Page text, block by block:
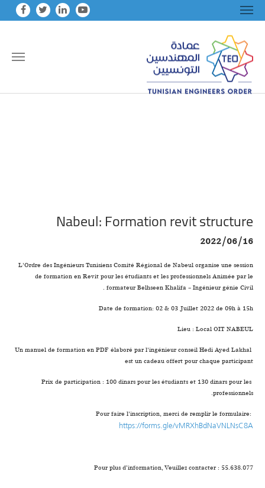
Nabeul: Formation revit structure
2022/06/16
L'Ordre des Ingénieurs Tunisiens Comité Régional de Nabeul organise une session
de formation en Revit pour les étudiants et les professionnels Animée par le
formateur Belhseen Khalifa - Ingénieur génie Civil .
Date de formation: 02 & 03 Juillet 2022 de 09h à 15h
Lieu : Local OIT NABEUL
Un manuel de formation en PDF élaboré par l'ingénieur conseil Hedi Ayed Lakhal
est un cadeau offert pour chaque participant
Prix de participation : 100 dinars pour les étudiants et 130 dinars pour les
professionnels.
https://forms.gle/vMRXhBdNaVNLNsC8A
Pour plus d’information, Veuillez contacter : 55.638.077